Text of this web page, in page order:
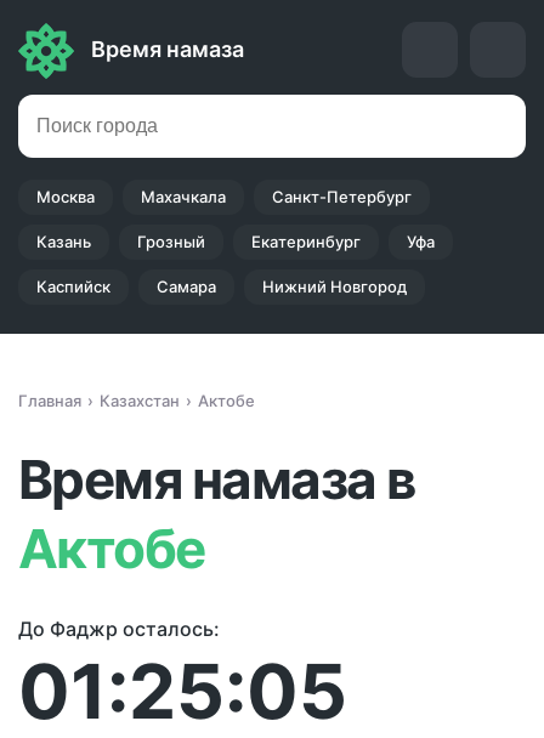
Время намаза
Москва Махачкала Санкт-Петербург
Казань Грозный Екатеринбург Уфа
Каспийск Самара Нижний Новгород
Главная Казахстан Актобе
Время намаза в
Актобе
До Фаджр осталось:
01:25:05